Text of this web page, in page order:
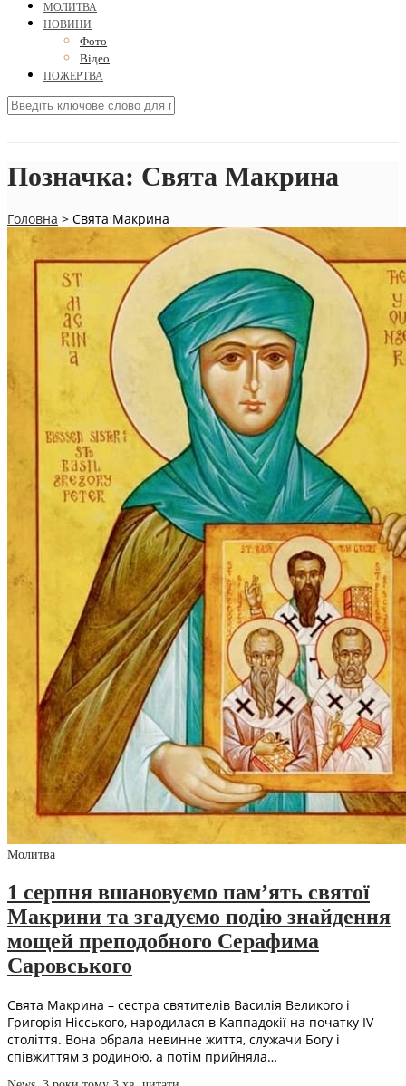
МОЛИТВА
НОВИНИ
Фото
Відео
ПОЖЕРТВА
Позначка: Свята Макрина
Головна > Свята Макрина
Молитва
1 серпня вшановуємо пам’ять святої
Макрини та згадуємо подію знайдення
мощей преподобного Серафима
Саровського
Свята Макрина – сестра святителів Василія Великого і
Григорія Нісського, народилася в Каппадокії на початку IV
століття. Вона обрала невинне життя, служачи Богу і
співжиттям з родиною, а потім прийняла…